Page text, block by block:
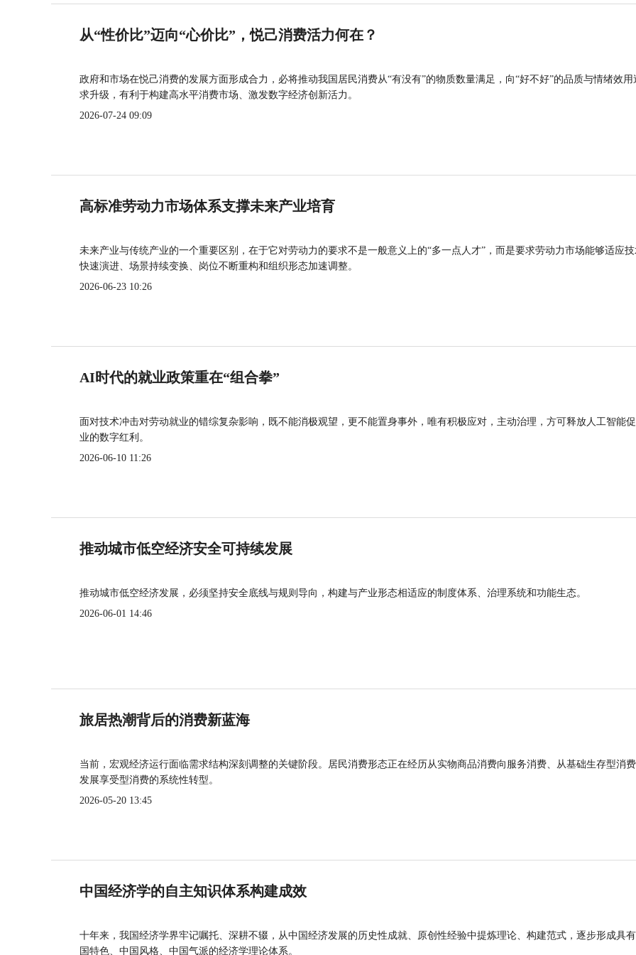
从“性价比”迈向“心价比”，悦己消费活力何在？
政府和市场在悦己消费的发展方面形成合力，必将推动我国居民消费从“有没有”的物质数量满足，向“好不好”的品质与情绪效用
求升级，有利于构建高水平消费市场、激发数字经济创新活力。
2026-07-24 09:09
高标准劳动力市场体系支撑未来产业培育
未来产业与传统产业的一个重要区别，在于它对劳动力的要求不是一般意义上的“多一点人才”，而是要求劳动力市场能够适应
快速演进、场景持续变换、岗位不断重构和组织形态加速调整。
2026-06-23 10:26
AI时代的就业政策重在“组合拳”
面对技术冲击对劳动就业的错综复杂影响，既不能消极观望，更不能置身事外，唯有积极应对，主动治理，方可释放人工智能
业的数字红利。
2026-06-10 11:26
推动城市低空经济安全可持续发展
推动城市低空经济发展，必须坚持安全底线与规则导向，构建与产业形态相适应的制度体系、治理系统和功能生态。
2026-06-01 14:46
旅居热潮背后的消费新蓝海
当前，宏观经济运行面临需求结构深刻调整的关键阶段。居民消费形态正在经历从实物商品消费向服务消费、从基础生存型消
发展享受型消费的系统性转型。
2026-05-20 13:45
中国经济学的自主知识体系构建成效
十年来，我国经济学界牢记嘱托、深耕不辍，从中国经济发展的历史性成就、原创性经验中提炼理论、构建范式，逐步形成具
国特色、中国风格、中国气派的经济学理论体系。